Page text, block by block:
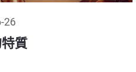
26
質